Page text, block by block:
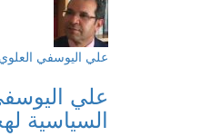
علي اليوسفي العلوي
علي
السياسية